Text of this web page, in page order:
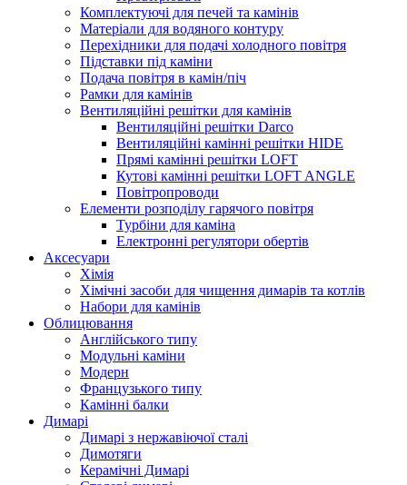
Комплектуючі для печей та камінів
Матеріали для водяного контуру
Перехідники для подачі холодного повітря
Підставки під каміни
Подача повітря в камін/піч
Рамки для камінів
Вентиляційні решітки для камінів
Вентиляційні решітки Darco
Вентиляційні камінні решітки HIDE
Прямі камінні решітки LOFT
Кутові камінні решітки LOFT ANGLE
Повітропроводи
Елементи розподілу гарячого повітря
Турбіни для каміна
Електронні регулятори обертів
Аксесуари
Хімія
Хімічні засоби для чищення димарів та котлів
Набори для камінів
Облицювання
Англійського типу
Модульні каміни
Модерн
Французького типу
Камінні балки
Димарі
Димарі з нержавіючої сталі
Димотяги
Керамічні Димарі